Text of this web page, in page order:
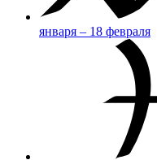
января – 18 февраля